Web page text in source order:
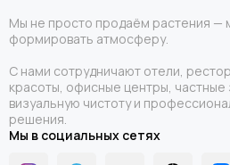
Мы не просто продаём растения —
формировать атмосферу.
С нами сотрудничают отели,
красоты, офисные центры, частные
визуальную чистоту и
решения.
Мы в социальных сетях